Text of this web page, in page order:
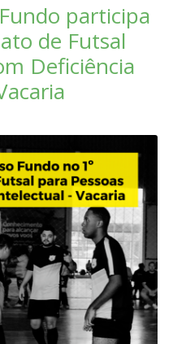
participa
de Futsal
Deficiência